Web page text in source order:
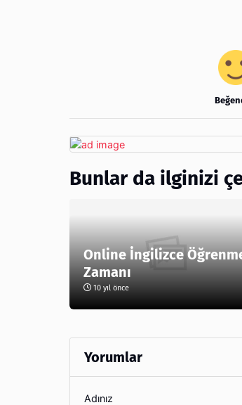
Bunlar da ilginizi
Online İngilizce
Zamanı
10 yıl önce
Yorumlar
Adınız